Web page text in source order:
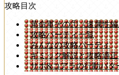
攻略目次
革命軍その①《速属性
攻略パーティ一覧
みんなの攻略パーティ
ギミック解説と攻略適
サボ&コアラの行動パタ